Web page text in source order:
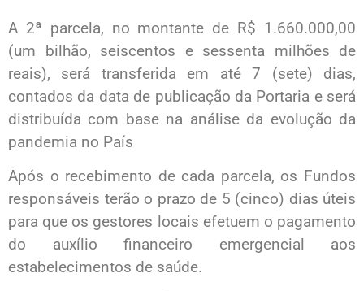
A 2ª parcela, no montante de R$ 1.660.000,00
(um bilhão, seiscentos e sessenta milhões de
reais), será transferida em até 7 (sete) dias,
contados da data de publicação da Portaria e será
distribuída com base na análise da evolução da
pandemia no País
Após o recebimento de cada parcela, os Fundos
responsáveis terão o prazo de 5 (cinco) dias úteis
para que os gestores locais efetuem o pagamento
do auxílio financeiro emergencial aos
estabelecimentos de saúde.